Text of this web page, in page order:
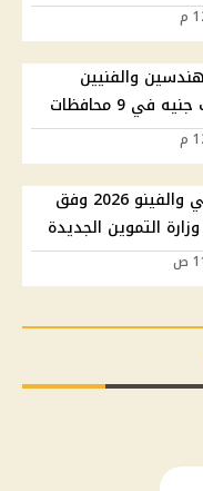
والفنيين
سعر رغيف الخبز السياحي والفينو 2026 وفق
التموين الجديدة